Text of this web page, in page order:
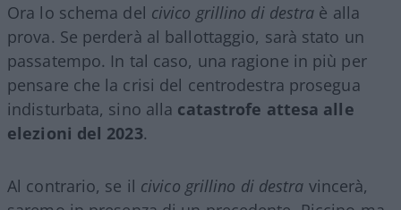
Ora lo schema del civico grillino di destra è alla
prova. Se perderà al ballottaggio, sarà stato un
passatempo. In tal caso, una ragione in più per
pensare che la crisi del centrodestra prosegua
indisturbata, sino alla catastrofe attesa alle
elezioni del 2023.
Al contrario, se il civico grillino di destra vincerà,